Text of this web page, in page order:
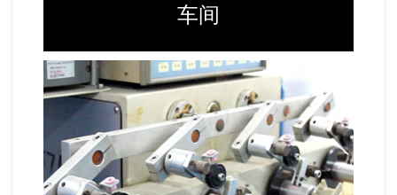
车间